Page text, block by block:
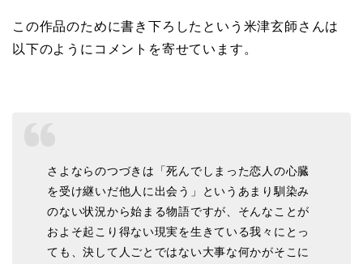
この作品のために書き下ろしたという米津玄師さんは
以下のようにコメントを寄せています。
さよならのつづきは「死んでしまった恋人の心臓
を受け継いだ他人に出会う」というあまり馴染み
のない状況から始まる物語ですが、そんなことが
およそ起こり得ない現実を生きている我々にとっ
ても、決して人ごとではない大事な何かがそこに